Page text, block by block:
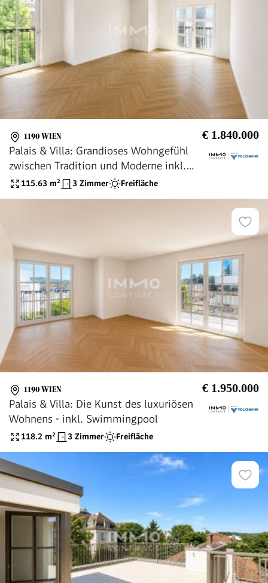
1190 WIEN € 1.840.000
Palais & Villa: Grandioses Wohngefühl
zwischen Tradition und Moderne inkl.
POOL115.63 m² 3 Zimmer Freifläche
1190 WIEN € 1.950.000
Palais & Villa: Die Kunst des luxuriösen
Wohnens - inkl. Swimmingpool
118.2 m² 3 Zimmer Freifläche